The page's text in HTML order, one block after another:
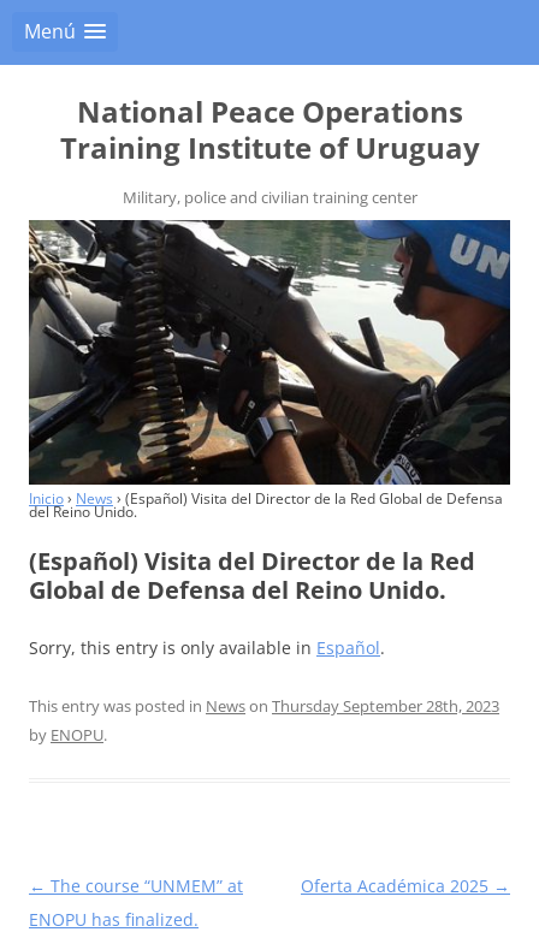
Menú
National Peace Operations
Training Institute of Uruguay
Military, police and civilian training center
Inicio › News › (Español) Visita del Director de la Red Global de Defensa
del Reino Unido.
(Español) Visita del Director de la Red
Global de Defensa del Reino Unido.
Sorry, this entry is only available in Español.
This entry was posted in Newson Thursday September 28th, 2023
by ENOPU.
Post
navigation
← The course “UNMEM” at
ENOPU has finalized.
Oferta Académica 2025 →